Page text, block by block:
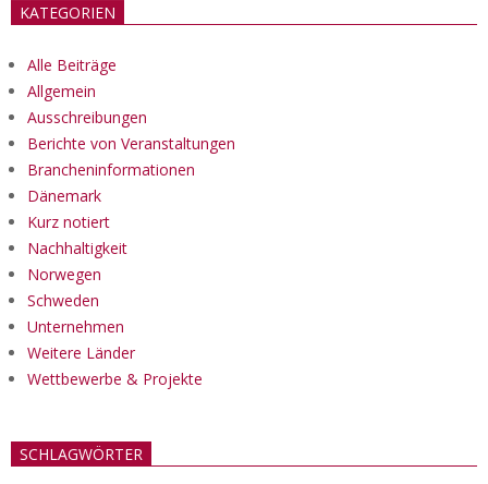
KATEGORIEN
Alle Beiträge
Allgemein
Ausschreibungen
Berichte von Veranstaltungen
Brancheninformationen
Dänemark
Kurz notiert
Nachhaltigkeit
Norwegen
Schweden
Unternehmen
Weitere Länder
Wettbewerbe & Projekte
SCHLAGWÖRTER